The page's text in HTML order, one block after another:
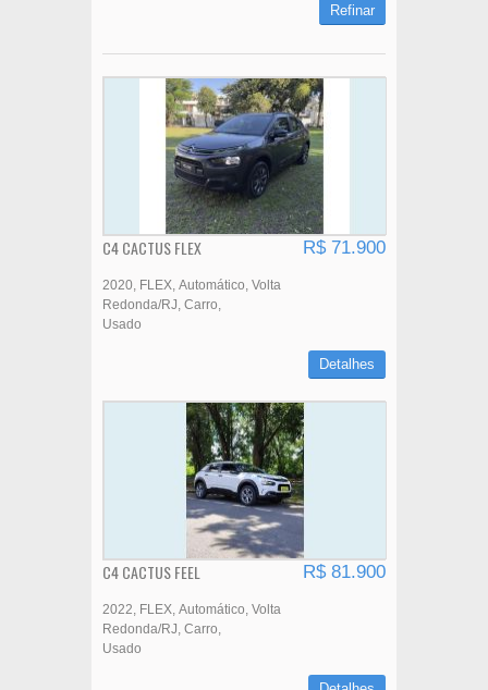
Refinar
C4 CACTUS FLEX R$ 71.900
2020 FLEX Automático Volta
Redonda/RJ Carro
Usado
Detalhes
C4 CACTUS FEEL R$ 81.900
2022 FLEX Automático Volta
Redonda/RJ Carro
Usado